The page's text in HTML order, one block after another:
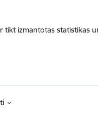
tikt izmantotas statistikas